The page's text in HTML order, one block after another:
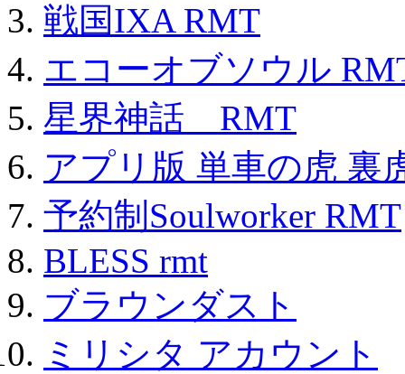
戦国IXA RMT
エコーオブソウル
星界神話 RMT
アプリ版 単車の虎 裏
予約制Soulworker RMT
BLESS rmt
ブラウンダスト
ミリシタ アカウント